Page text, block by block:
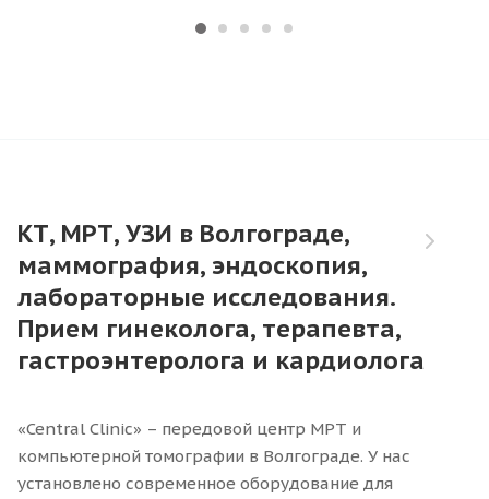
КТ, МРТ, УЗИ в Волгограде,
маммография, эндоскопия,
лабораторные исследования.
Прием гинеколога, терапевта,
гастроэнтеролога и кардиолога
«Central Clinic» – передовой центр МРТ и
компьютерной томографии в Волгограде. У нас
установлено современное оборудование для